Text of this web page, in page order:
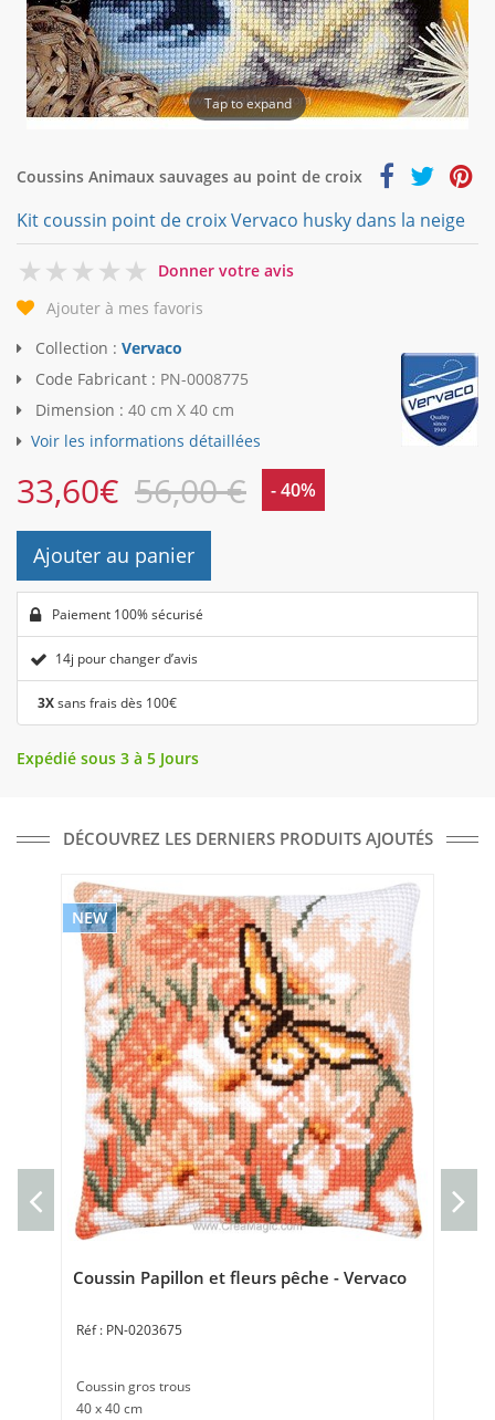
Tap to expand
Coussins Animaux sauvages au point de croix
Kit coussin point de croix Vervaco husky dans la neige
0
Donner votre avis
Ajouter à mes favoris
Collection : Vervaco
Code Fabricant : PN-0008775
Dimension : 40 cm X 40 cm
Voir les informations détaillées
33,60€ 56,00 € - 40%
Ajouter au panier
Paiement 100% sécurisé
14j pour changer d’avis
3Xsans frais dès 100€
Expédié sous 3 à 5 Jours
DÉCOUVREZ LES DERNIERS PRODUITS AJOUTÉS
NEW
Coussin Papillon et fleurs pêche - Vervaco
PN-0203675
Coussin gros trous
40 x 40 cm